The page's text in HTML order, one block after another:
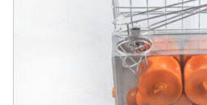
60HZ
48kg